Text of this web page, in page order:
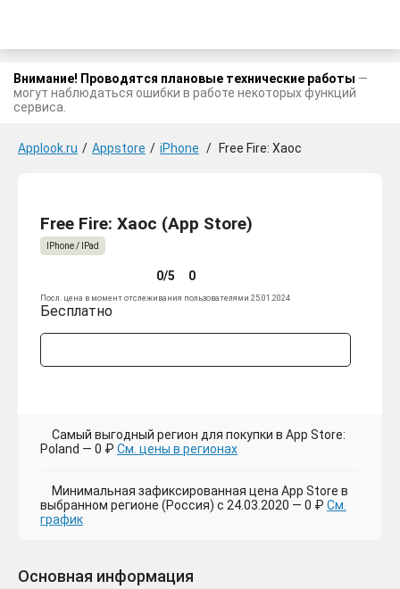
Внимание! Проводятся плановые технические работы —
могут наблюдаться ошибки в работе некоторых функций
сервиса.
Applook.ru / Appstore / iPhone / Free Fire: Хаос
Free Fire: Хаос (App Store)
IPhone / IPad
0/5 0
Посл. цена в момент отслеживания пользователями 25.01.2024
Бесплатно
Самый выгодный регион для покупки в App Store:
Poland — 0 ₽ См. цены в регионах
Минимальная зафиксированная цена App Store в
выбранном регионе (Россия) с 24.03.2020 — 0 ₽ См.
график
Основная информация